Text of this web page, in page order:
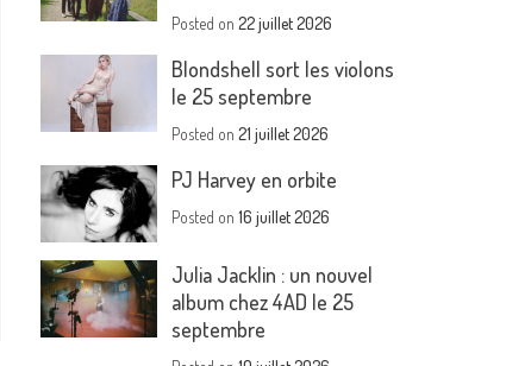
Posted on22 juillet 2026
Blondshell sort les violons
le 25 septembre
Posted on21 juillet 2026
PJ Harvey en orbite
Posted on16 juillet 2026
Julia Jacklin : un nouvel
album chez 4AD le 25
septembre